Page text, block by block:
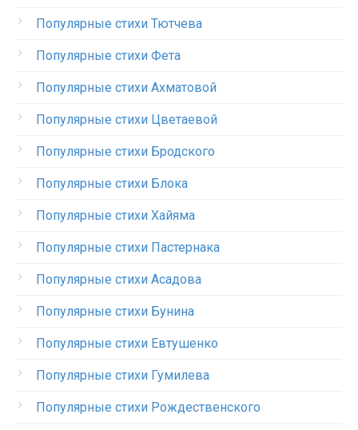
Популярные стихи Тютчева
Популярные стихи Фета
Популярные стихи Ахматовой
Популярные стихи Цветаевой
Популярные стихи Бродского
Популярные стихи Блока
Популярные стихи Хайяма
Популярные стихи Пастернака
Популярные стихи Асадова
Популярные стихи Бунина
Популярные стихи Евтушенко
Популярные стихи Гумилева
Популярные стихи Рождественского